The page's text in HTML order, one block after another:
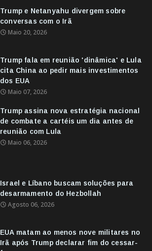
Trump e Netanyahu divergem sobre
conversas com o Irã
Maio 20, 2026
Trump fala em reunião 'dinâmica' e Lula
cita China ao pedir mais investimentos
dos EUA
Maio 07, 2026
Trump assina nova estratégia nacional
de combate a cartéis um dia antes de
reunião com Lula
Maio 06, 2026
Israel e Líbano buscam soluções para
desarmamento do Hezbollah
Agosto 06, 2026
EUA matam ao menos nove militares no
Irã após Trump declarar fim do cessar-